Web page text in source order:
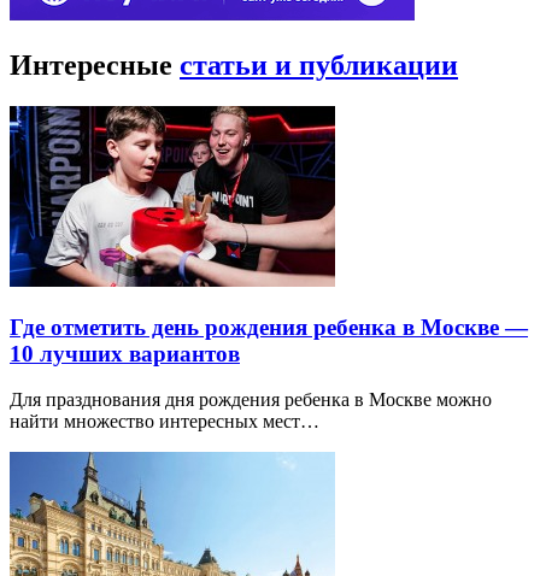
Интересные статьи и публикации
Где отметить день рождения ребенка в Москве —
10 лучших вариантов
Для празднования дня рождения ребенка в Москве можно
найти множество интересных мест…